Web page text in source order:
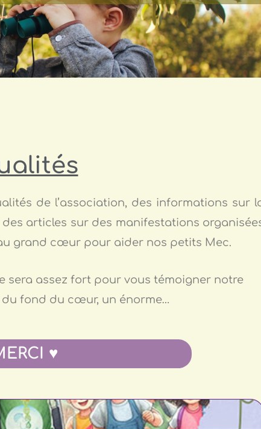
de l’association, des informations sur
articles sur des manifestations
grand cœur pour aider nos petits Mec.
sera assez fort pour vous témoigner notre
fond du cœur, un énorme…
♥